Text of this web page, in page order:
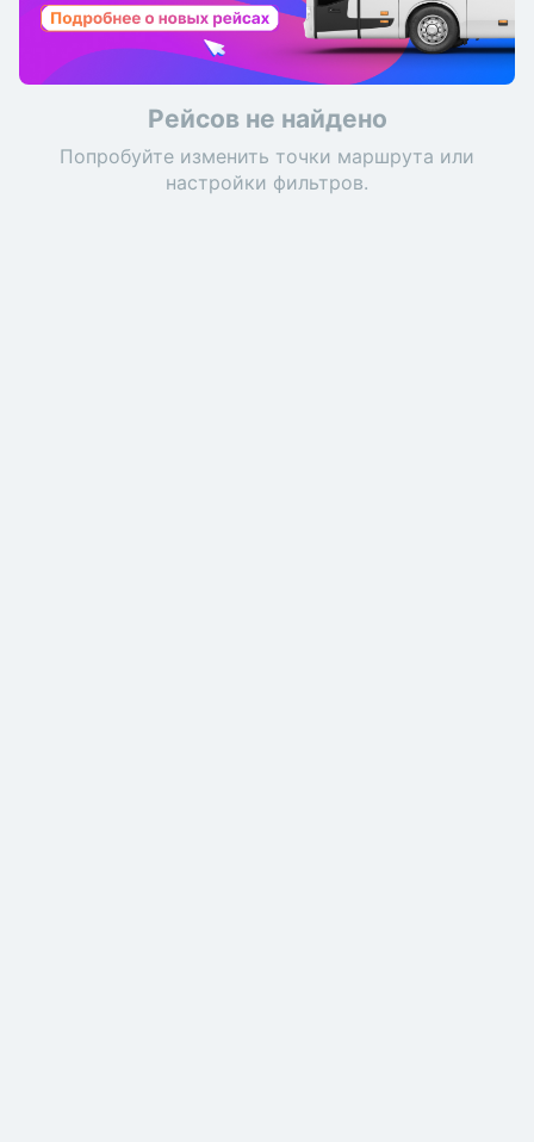
Рейсов не найдено
Попробуйте изменить точки маршрута или
настройки фильтров.